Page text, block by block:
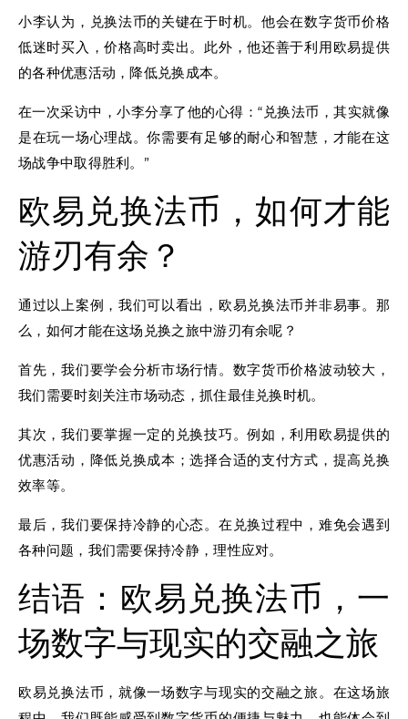
小李认为，兑换法币的关键在于时机。他会在数字货币价格
低迷时买入，价格高时卖出。此外，他还善于利用欧易提供
的各种优惠活动，降低兑换成本。
在一次采访中，小李分享了他的心得：“兑换法币，其实就像
是在玩一场心理战。你需要有足够的耐心和智慧，才能在这
场战争中取得胜利。”
欧易兑换法币，如何才能
游刃有余？
通过以上案例，我们可以看出，欧易兑换法币并非易事。那
么，如何才能在这场兑换之旅中游刃有余呢？
首先，我们要学会分析市场行情。数字货币价格波动较大，
我们需要时刻关注市场动态，抓住最佳兑换时机。
其次，我们要掌握一定的兑换技巧。例如，利用欧易提供的
优惠活动，降低兑换成本；选择合适的支付方式，提高兑换
效率等。
最后，我们要保持冷静的心态。在兑换过程中，难免会遇到
各种问题，我们需要保持冷静，理性应对。
结语：欧易兑换法币，一
场数字与现实的交融之旅
欧易兑换法币，就像一场数字与现实的交融之旅。在这场旅